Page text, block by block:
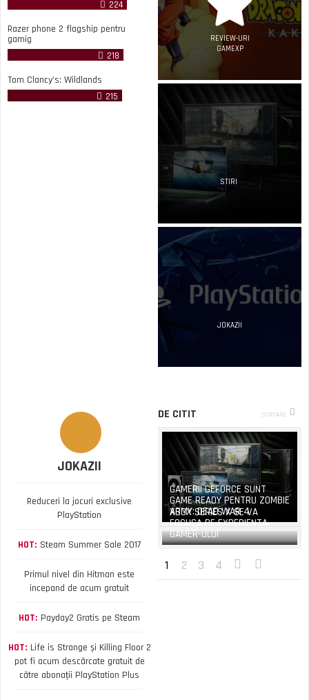
224
Razer phone 2 flagship pentru
gamig
218
Tom Clancy’s: Wildlands
215
REVIEW-URI
GAMEXP
STIRI
JOKAZII
JOKAZII
Reduceri la jocuri exclusive
PlayStation
HOT: Steam Summer Sale 2017
Primul nivel din Hitman este
incepand de acum gratuit
HOT: Payday2 Gratis pe Steam
HOT: Life is Strange și Killing Floor 2
pot fi acum descărcate gratuit de
către abonații PlayStation Plus
DE CITIT SORTARE
GAMERII GEFORCE SUNT
GAME READY PENTRU ZOMBIE
ARMY: DEAD WAR 4
XBOX SERIES X SE VA
FOCUSA PE EXPERIENTA
GAMER-ULUI
1 2 3 4